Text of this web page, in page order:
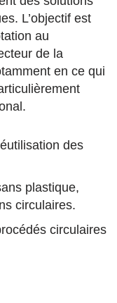
L’objectif est
au
de la
en ce qui
des
plastique,
circulaires.
circulaires